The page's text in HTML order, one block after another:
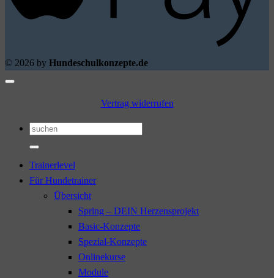
© 2026 by Hundeschulkonzepte.de
Vertrag widerrufen
Suchen
nach:
Trainerlevel
Für Hundetrainer
Übersicht
Spring – DEIN Herzensprojekt
Basic-Konzepte
Spezial-Konzepte
Onlinekurse
Module